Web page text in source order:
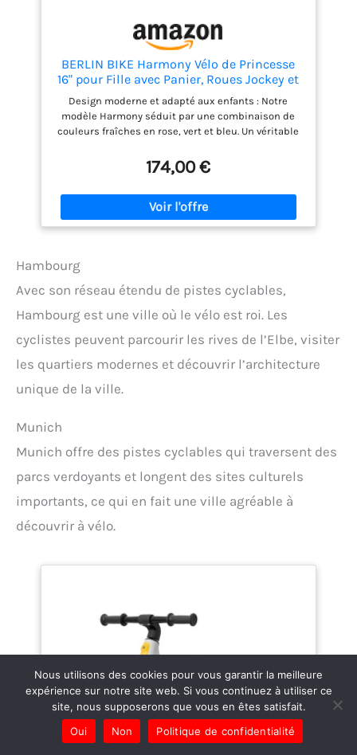
BERLIN BIKE Harmony Vélo de Princesse
16" pour Fille avec Panier, Roues Jockey et
Selle réglables, vélo pour Fille
Design moderne et adapté aux enfants : Notre
modèle Harmony séduit par une combinaison de
couleurs fraîches en rose, vert et bleu. Un véritable
Freins V-Brake puissants à l'avant et à l'arrière :
Équipé de freins V-Brake performants à l'avant et à
l'arrière, ce vélo garantit un freinage fiable et précis.
Sécurité élevée au quotidien : Le protège-chaîne
fermé protège efficacement contre la saleté et les
réglable en hauteur, ce qui permet d'adapter
parfaitement le vélo aux besoins de votre enfant.
Prêt à l'emploi rapidement : Le vélo est livré
préassemblé à 90 %. Le montage restant est simple
174,00 €
Hambourg
Avec son réseau étendu de pistes cyclables,
Hambourg est une ville où le vélo est roi. Les
cyclistes peuvent parcourir les rives de l’Elbe, visiter
les quartiers modernes et découvrir l’architecture
unique de la ville.
Munich
Munich offre des pistes cyclables qui traversent des
parcs verdoyants et longent des sites culturels
importants, ce qui en fait une ville agréable à
découvrir à vélo.
Nous utilisons des cookies pour vous garantir la meilleure
expérience sur notre site web. Si vous continuez à utiliser ce
site, nous supposerons que vous en êtes satisfait.
Oui
Non Politique de confidentialité